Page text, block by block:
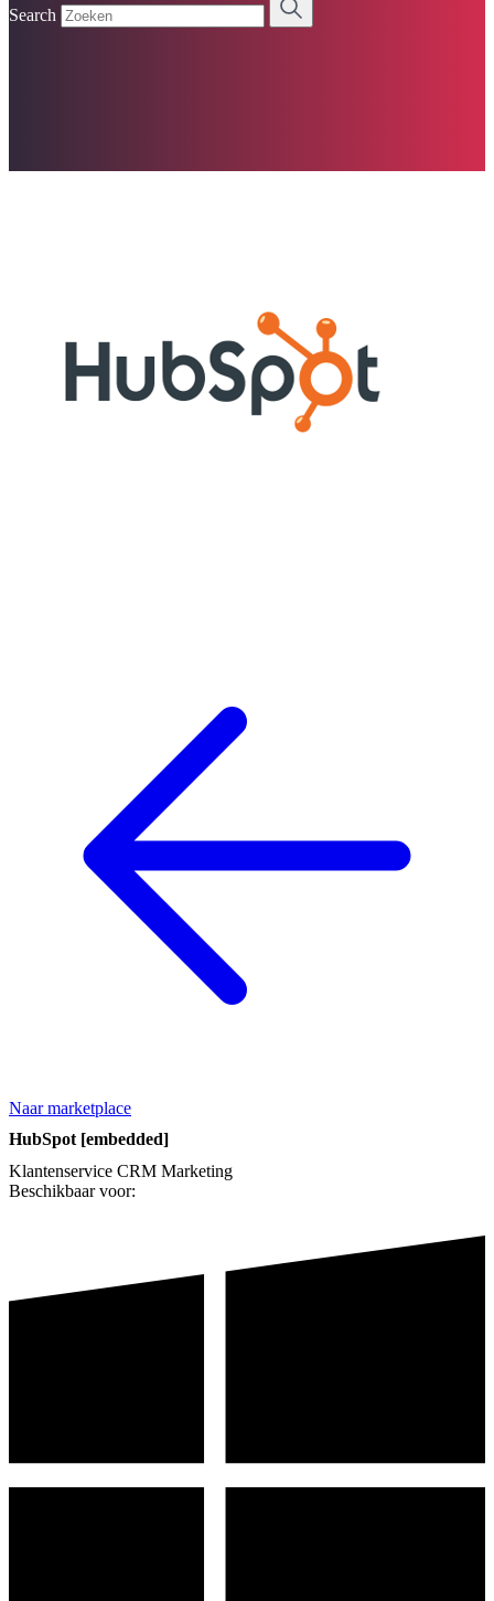
Search
Naar marketplace
HubSpot [embedded]
Klantenservice CRM Marketing
Beschikbaar voor: